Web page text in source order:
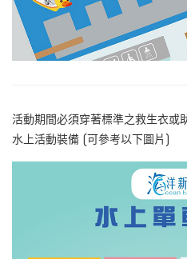
活動期間必須穿著標準之救生衣或
水上活動裝備 (可參考以下圖片)